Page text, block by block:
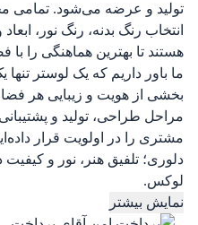
تولید و عرضه می‌شود. تمامی
انتخاب رنگ بدنه، رنگ نور،
هستند تا بهترین هماهنگی را
ما باور داریم که یک لوستر
بخشی از هویت و زیبایی هر
مراحل طراحی، تولید و
مشتری را در اولویت قرار
دلوری؛ تلفیق هنر، نور و
لوکس.
نمایش بیشتر